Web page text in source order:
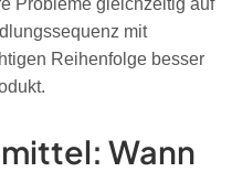
Probleme gleichzeitig auf
mit
Reihenfolge besser
Wann